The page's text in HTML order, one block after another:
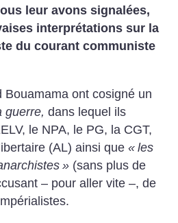
leur avons signalées,
interprétations sur la
du courant communiste
Bouamama ont cosigné un
guerre, dans lequel ils
le NPA, le PG, la CGT,
(AL) ainsi que« les
» (sans plus de
– pour aller vite –, de